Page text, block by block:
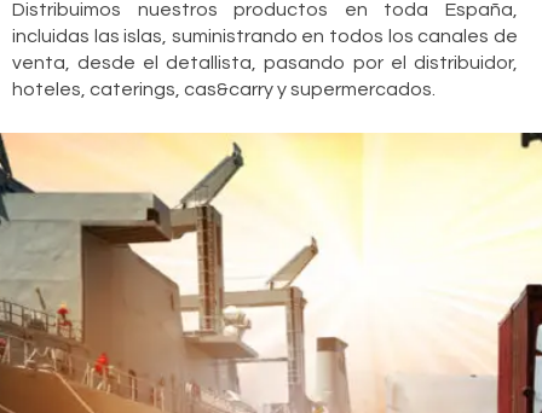
Distribuimos nuestros productos en toda España,
incluidas las islas, suministrando en todos los canales de
venta, desde el detallista, pasando por el distribuidor,
hoteles, caterings, cas&carry y supermercados.